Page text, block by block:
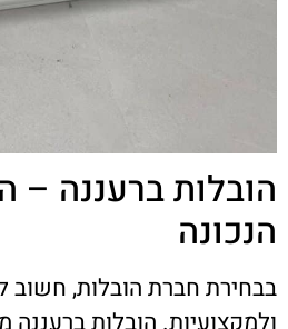
הובלות ברעננה –
הנכונה
בבחירת חברת הובלות, חשוב